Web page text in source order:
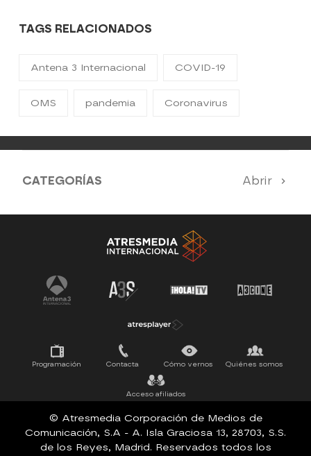
TAGS RELACIONADOS
Antena 3 Internacional COVID-19
OMS pandemia Coronavirus
CATEGORÍAS Abrir
Antena 3 Noticias El Hormiguero
Tu cara me suena Pasapalabra
Programación Contacta Cómo vernos Quiénes somos
Acceso afiliados
© Atresmedia Corporación de Medios de
Comunicación, S.A - A. Isla Graciosa 13, 28703, S.S.
de los Reyes, Madrid. Reservados todos los